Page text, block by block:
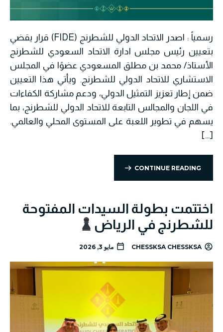
رسمياً : اصدر الاتحاد الدولي للشطرنج (FIDE) قرار يقضي
بتعيين رئيس مجلس ادارة الاتحاد السعودي للشطرنج
الأستاذ/ محمد بن مطلق المسعودي عضوًا في المجلس
الاستشاري للاتحاد الدولي للشطرنج. ويأتي هذا التعيين
ضمن إطار تعزيز التمثيل الدولي، ودعم مشاركة الكفاءات
في اللجان والمجالس التابعة للاتحاد الدولي للشطرنج، بما
يسهم في تطوير اللعبة على المستوى المحلي والعالمي.
[…]
CONTINUE READING
اختتمت بطولة السيدات المفتوحة
للشطرنج في الرياض
CHESSKSA CHESSKSA مايو 3, 2026